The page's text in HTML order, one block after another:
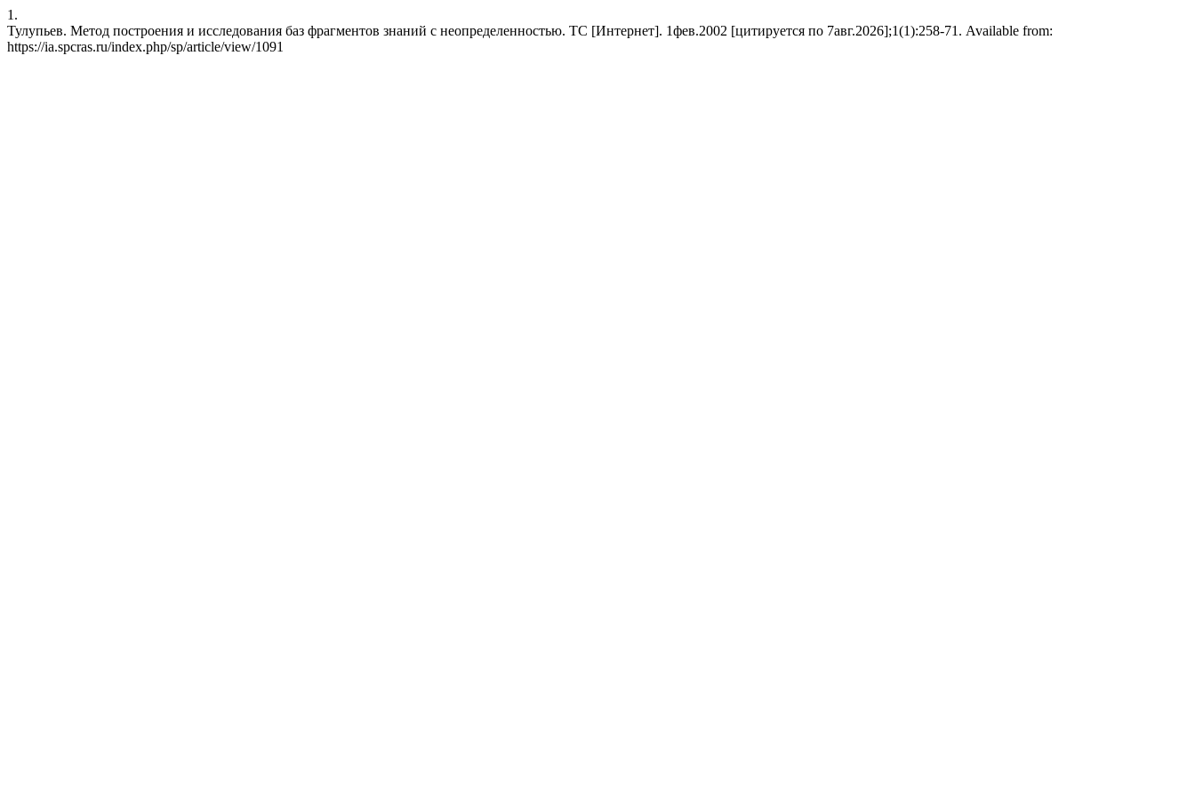
1.
Тулупьев. Метод построения и исследования баз фрагментов знаний с неопределенностью. ТС [Интернет]. 1фев.2002 [цитируется по 7авг.2026];1(1):258-71. Available from:
https://ia.spcras.ru/index.php/sp/article/view/1091